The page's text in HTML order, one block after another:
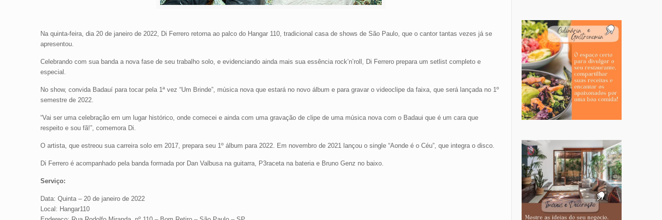
Na quinta-feira, dia 20 de janeiro de 2022, Di Ferrero retorna ao palco do Hangar 110, tradicional casa de shows de São Paulo, que o cantor tantas vezes já se
apresentou.
Celebrando com sua banda a nova fase de seu trabalho solo, e evidenciando ainda mais sua essência rock’n’roll, Di Ferrero prepara um setlist completo e
especial.
No show, convida Badauí para tocar pela 1ª vez “Um Brinde”, música nova que estará no novo álbum e para gravar o videoclipe da faixa, que será lançada no 1º
semestre de 2022.
“Vai ser uma celebração em um lugar histórico, onde comecei e ainda com uma gravação de clipe de uma música nova com o Badaui que é um cara que
respeito e sou fã!”, comemora Di.
O artista, que estreou sua carreira solo em 2017, prepara seu 1º álbum para 2022. Em novembro de 2021 lançou o single “Aonde é o Céu”, que integra o disco.
Di Ferrero é acompanhado pela banda formada por Dan Valbusa na guitarra, P3raceta na bateria e Bruno Genz no baixo.
Serviço:
Data: Quinta – 20 de janeiro de 2022
Local: Hangar110